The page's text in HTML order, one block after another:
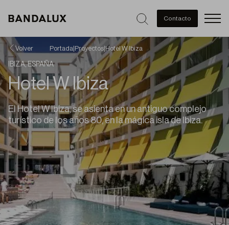
Contacto
Volver Portada Proyectos|Hotel W Ibiza
IBIZA, ESPAÑA
Hotel W Ibiza
El Hotel W Ibiza, se asienta en un antiguo complejo
turístico de los años 80, en la mágica isla de Ibiza.